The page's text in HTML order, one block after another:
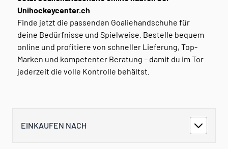
Unihockeycenter.ch
Finde jetzt die passenden Goaliehandschuhe für
deine Bedürfnisse und Spielweise. Bestelle bequem
online und profitiere von schneller Lieferung, Top-
Marken und kompetenter Beratung – damit du im Tor
jederzeit die volle Kontrolle behältst.
EINKAUFEN NACH